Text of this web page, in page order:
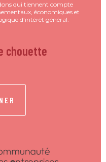
qui tiennent compte
économiques et
d’intérêt général.
chouette